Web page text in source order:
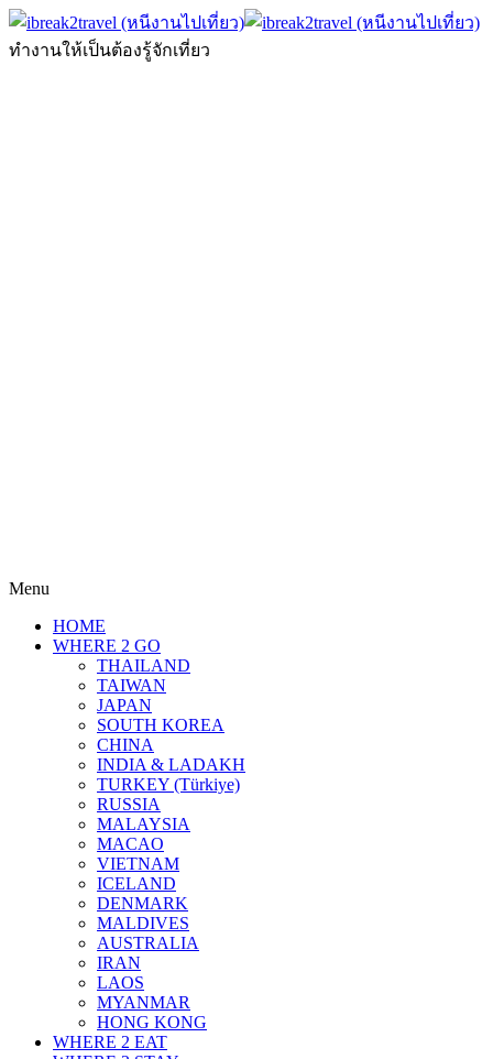
ทำงานให้เป็นต้องรู้จักเที่ยว
Menu
HOME
WHERE 2 GO
THAILAND
TAIWAN
JAPAN
SOUTH KOREA
CHINA
INDIA & LADAKH
TURKEY (Türkiye)
RUSSIA
MALAYSIA
MACAO
VIETNAM
ICELAND
DENMARK
MALDIVES
AUSTRALIA
IRAN
LAOS
MYANMAR
HONG KONG
WHERE 2 EAT